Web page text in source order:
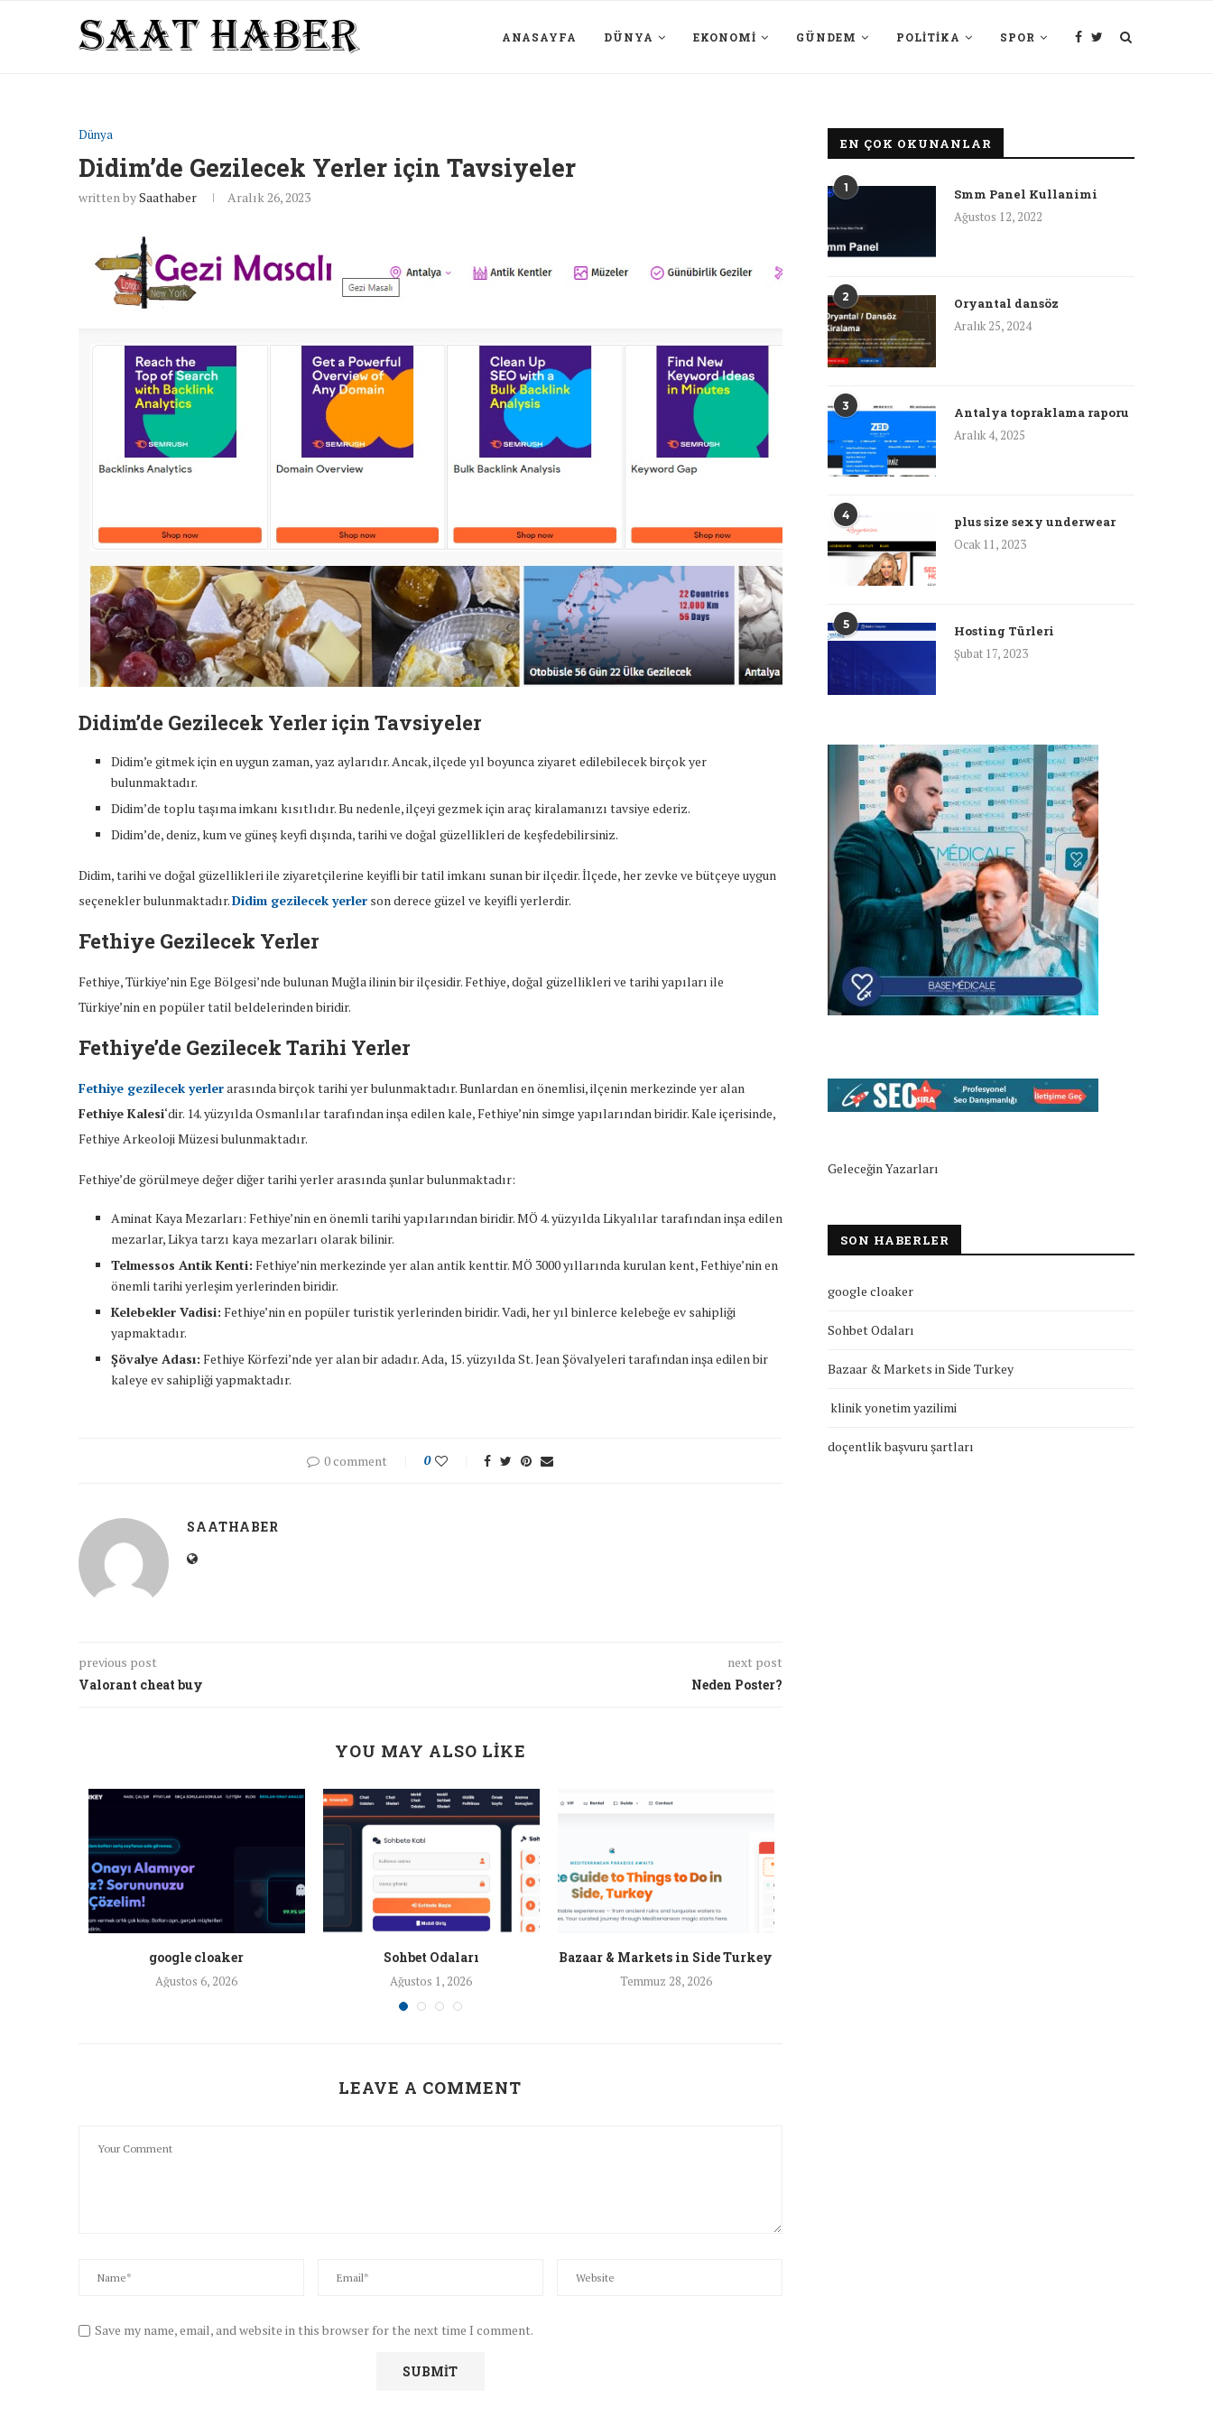
ANASAYFA DÜNYA EKONOMI GÜNDEM POLITIKA SPOR
Dünya
Didim’de Gezilecek Yerler için Tavsiyeler
written bySaathaber Aralık 26, 2023
Didim’de Gezilecek Yerler için Tavsiyeler
Didim’e gitmek için en uygun zaman, yaz aylarıdır. Ancak, ilçede yıl boyunca ziyaret edilebilecek birçok yer
bulunmaktadır.
Didim’de toplu taşıma imkanı kısıtlıdır. Bu nedenle, ilçeyi gezmek için araç kiralamanızı tavsiye ederiz.
Didim’de, deniz, kum ve güneş keyfi dışında, tarihi ve doğal güzellikleri de keşfedebilirsiniz.
Didim, tarihi ve doğal güzellikleri ile ziyaretçilerine keyifli bir tatil imkanı sunan bir ilçedir. İlçede, her zevke ve bütçeye uygun
seçenekler bulunmaktadır.Didim gezilecek yerler son derece güzel ve keyifli yerlerdir.
Fethiye Gezilecek Yerler
Fethiye, Türkiye’nin Ege Bölgesi’nde bulunan Muğla ilinin bir ilçesidir. Fethiye, doğal güzellikleri ve tarihi yapıları ile
Türkiye’nin en popüler tatil beldelerinden biridir.
Fethiye’de Gezilecek Tarihi Yerler
Fethiye gezilecek yerlerarasında birçok tarihi yer bulunmaktadır. Bunlardan en önemlisi, ilçenin merkezinde yer alan
Fethiye Kalesi‘dir. 14. yüzyılda Osmanlılar tarafından inşa edilen kale, Fethiye’nin simge yapılarından biridir. Kale içerisinde,
Fethiye Arkeoloji Müzesi bulunmaktadır.
Fethiye’de görülmeye değer diğer tarihi yerler arasında şunlar bulunmaktadır:
Aminat Kaya Mezarları: Fethiye’nin en önemli tarihi yapılarından biridir. MÖ 4. yüzyılda Likyalılar tarafından inşa edilen
mezarlar, Likya tarzı kaya mezarları olarak bilinir.
Telmessos Antik Kenti: Fethiye’nin merkezinde yer alan antik kenttir. MÖ 3000 yıllarında kurulan kent, Fethiye’nin en
önemli tarihi yerleşim yerlerinden biridir.
Kelebekler Vadisi: Fethiye’nin en popüler turistik yerlerinden biridir. Vadi, her yıl binlerce kelebeğe ev sahipliği
yapmaktadır.
Şövalye Adası: Fethiye Körfezi’nde yer alan bir adadır. Ada, 15. yüzyılda St. Jean Şövalyeleri tarafından inşa edilen bir
kaleye ev sahipliği yapmaktadır.
0 comment 0
SAATHABER
previous post
Valorant cheat buy
next post
Neden Poster?
YOU MAY ALSO LIKE
google cloaker
Ağustos 6, 2026
Sohbet Odaları
Ağustos 1, 2026
Bazaar & Markets in Side Turkey
Temmuz 28, 2026
LEAVE A COMMENT
Save my name, email, and website in this browser for the next time I comment.
EN ÇOK OKUNANLAR
1
Smm Panel Kullanimi
Ağustos 12, 2022
2
Oryantal dansöz
Aralık 25, 2024
3
Antalya topraklama raporu
Aralık 4, 2025
4
plus size sexy underwear
Ocak 11, 2023
5
Hosting Türleri
Şubat 17, 2023
Geleceğin Yazarları
SON HABERLER
google cloaker
Sohbet Odaları
Bazaar & Markets in Side Turkey
klinik yonetim yazilimi
doçentlik başvuru şartları